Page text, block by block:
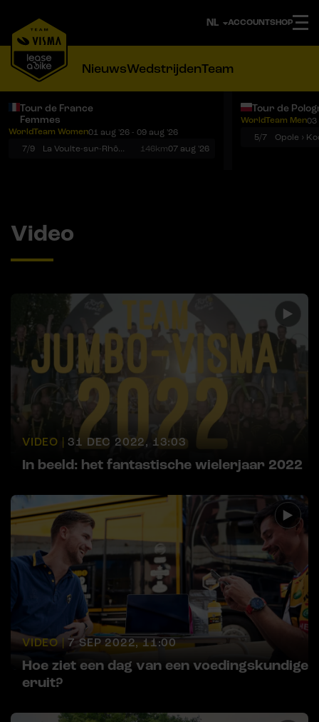
ACCOUNTSHOP
NieuwsWedstrijdenTeam
Tour de France
Femmes
WorldTeam Women01 aug '26 - 09 aug '26
7/9
La Voulte-sur-Rhône › Mont Ventoux 146km07 aug '26
Tour de
WorldTeam Men03
5/7
Video
VIDEO | 31 DEC 2022, 13:03
In beeld: het fantastische wielerjaar 2022
VIDEO | 7 SEP 2022, 11:00
Hoe ziet een dag van een voedingskundige
eruit?